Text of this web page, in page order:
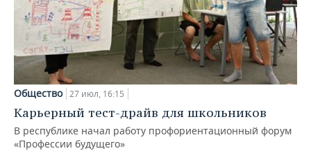
Общество 27 июл, 16:15
Карьерный тест-драйв для школьников
В республике начал работу профориентационный форум
«Профессии будущего»